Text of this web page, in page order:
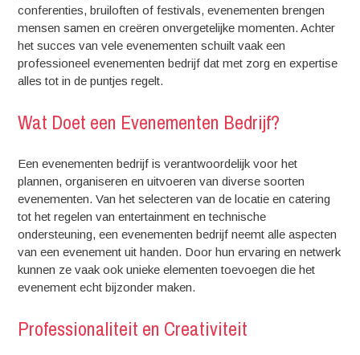
conferenties, bruiloften of festivals, evenementen brengen
mensen samen en creëren onvergetelijke momenten. Achter
het succes van vele evenementen schuilt vaak een
professioneel evenementen bedrijf dat met zorg en expertise
alles tot in de puntjes regelt.
Wat Doet een Evenementen Bedrijf?
Een evenementen bedrijf is verantwoordelijk voor het
plannen, organiseren en uitvoeren van diverse soorten
evenementen. Van het selecteren van de locatie en catering
tot het regelen van entertainment en technische
ondersteuning, een evenementen bedrijf neemt alle aspecten
van een evenement uit handen. Door hun ervaring en netwerk
kunnen ze vaak ook unieke elementen toevoegen die het
evenement echt bijzonder maken.
Professionaliteit en Creativiteit